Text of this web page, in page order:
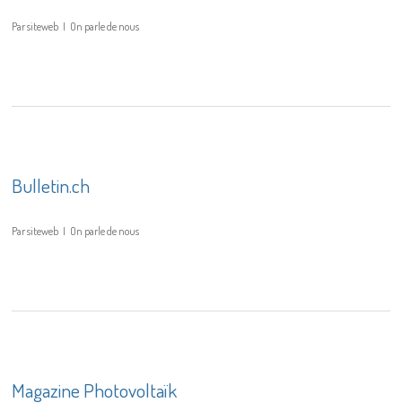
Parsiteweb On parle de nous
Bulletin.ch
Parsiteweb On parle de nous
Magazine Photovoltaïk